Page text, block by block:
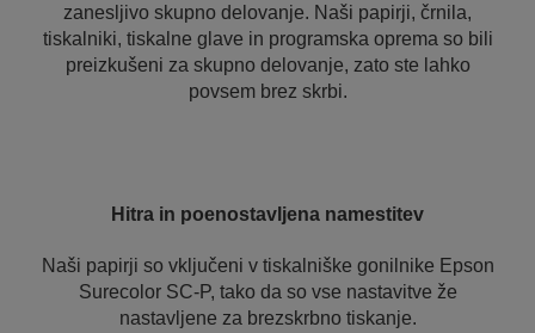
zanesljivo skupno delovanje. Naši papirji, črnila,
tiskalniki, tiskalne glave in programska oprema so bili
preizkušeni za skupno delovanje, zato ste lahko
povsem brez skrbi.
Hitra in poenostavljena namestitev
Naši papirji so vključeni v tiskalniške gonilnike Epson
Surecolor SC-P, tako da so vse nastavitve že
nastavljene za brezskrbno tiskanje.